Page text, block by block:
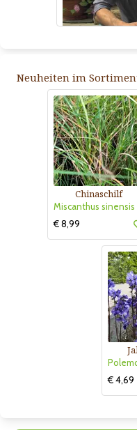
Neuheiten im
Chinaschilf
€ 8,99
€ 4,69